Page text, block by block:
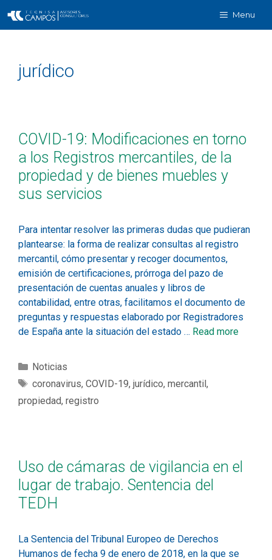
Menu
jurídico
COVID-19: Modificaciones en torno
a los Registros mercantiles, de la
propiedad y de bienes muebles y
sus servicios
Para intentar resolver las primeras dudas que pudieran
plantearse: la forma de realizar consultas al registro
mercantil, cómo presentar y recoger documentos,
emisión de certificaciones, prórroga del pazo de
presentación de cuentas anuales y libros de
contabilidad, entre otras, facilitamos el documento de
preguntas y respuestas elaborado por Registradores
de España ante la situación del estado … Read more
Noticias
coronavirus, COVID-19, jurídico, mercantil,
propiedad, registro
Uso de cámaras de vigilancia en el
lugar de trabajo. Sentencia del
TEDH
La Sentencia del Tribunal Europeo de Derechos
Humanos de fecha 9 de enero de 2018, en la que se